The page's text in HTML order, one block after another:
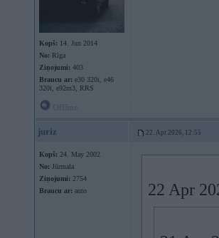
Kopš: 14. Jun 2014
No: Rīga
Ziņojumi: 403
Braucu ar: e30 320i, e46
320i, e92m3, RRS
juriz 22. Apr 2026, 12:55
Kopš: 24. May 2002
No: Jūrmala
Ziņojumi: 2754
Braucu ar: auto 22 Apr